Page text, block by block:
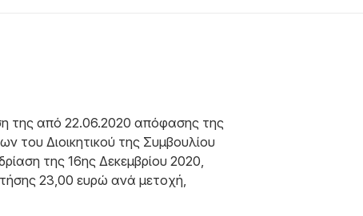
της από 22.06.2020 απόφασης της
του Διοικητικού της Συμβουλίου
της 16ης Δεκεμβρίου 2020,
23,00 ευρώ ανά μετοχή,